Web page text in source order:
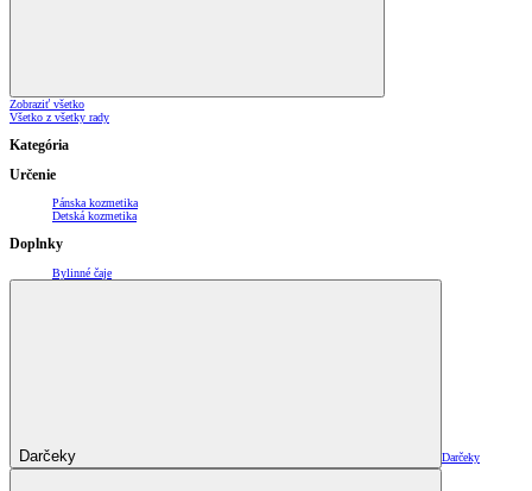
Zobraziť všetko
Všetko z všetky rady
Kategória
Určenie
Pánska kozmetika
Detská kozmetika
Doplnky
Bylinné čaje
Darčeky Darčeky